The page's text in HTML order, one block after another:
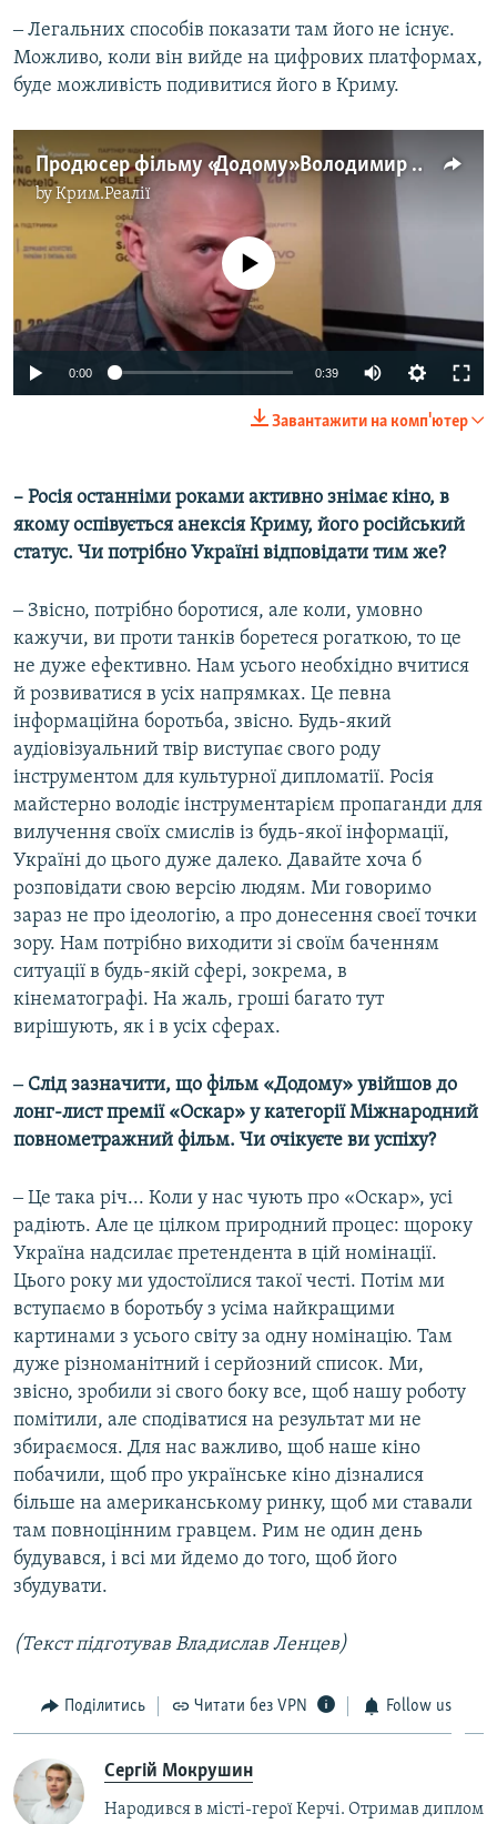
‒ Легальних способів показати там його не існує.
Можливо, коли він вийде на цифрових платформах,
буде можливість подивитися його в Криму.
Продюсер фільму «Додому» Володимир Яценко: «Ця стрічка про те, наскільки важливе справжнє коріння» (відео)
byКрим.Реалії
No media source currently available
0:00 0:39
Завантажити на комп'ютер
– Росія останніми роками активно знімає кіно, в
якому оспівується анексія Криму, його російський
статус. Чи потрібно Україні відповідати тим же?
‒ Звісно, потрібно боротися, але коли, умовно
кажучи, ви проти танків боретеся рогаткою, то це
не дуже ефективно. Нам усього необхідно вчитися
й розвиватися в усіх напрямках. Це певна
інформаційна боротьба, звісно. Будь-який
аудіовізуальний твір виступає свого роду
інструментом для культурної дипломатії. Росія
майстерно володіє інструментарієм пропаганди для
вилучення своїх смислів із будь-якої інформації,
Україні до цього дуже далеко. Давайте хоча б
розповідати свою версію людям. Ми говоримо
зараз не про ідеологію, а про донесення своєї точки
зору. Нам потрібно виходити зі своїм баченням
ситуації в будь-якій сфері, зокрема, в
кінематографі. На жаль, гроші багато тут
вирішують, як і в усіх сферах.
‒ Слід зазначити, що фільм «Додому» увійшов до
лонг-лист премії «Оскар» у категорії Міжнародний
повнометражний фільм. Чи очікуєте ви успіху?
‒ Це така річ... Коли у нас чують про «Оскар», усі
радіють. Але це цілком природний процес: щороку
Україна надсилає претендента в цій номінації.
Цього року ми удостоїлися такої честі. Потім ми
вступаємо в боротьбу з усіма найкращими
картинами з усього світу за одну номінацію. Там
дуже різноманітний і серйозний список. Ми,
звісно, зробили зі свого боку все, щоб нашу роботу
помітили, але сподіватися на результат ми не
збираємося. Для нас важливо, щоб наше кіно
побачили, щоб про українське кіно дізналися
більше на американському ринку, щоб ми ставали
там повноцінним гравцем. Рим не один день
будувався, і всі ми йдемо до того, щоб його
збудувати.
(Текст підготував Владислав Ленцев)
Поділитись Читати без VPN Follow us
Сергій Мокрушин
Народився в місті-герої Керчі. Отримав диплом